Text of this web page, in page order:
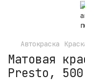
Автокраска
Матовая
Presto,